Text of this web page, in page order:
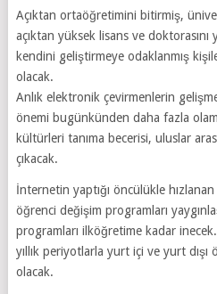
Açıktan ortaöğretimini bitirmiş,
açıktan yüksek lisans ve doktorasını
kendini geliştirmeye odaklanmış
olacak.
Anlık elektronik çevirmenlerin
önemi bugünkünden daha fazla
kültürleri tanıma becerisi, uluslar
çıkacak.
İnternetin yaptığı öncülükle
öğrenci değişim programları
programları ilköğretime kadar
yıllık periyotlarla yurt içi ve yurt
olacak.